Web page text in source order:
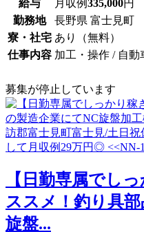
給与 月収例335,000円
勤務地
長野県 富士見町
寮・社宅 あり（無料）
仕事内容 加工・操作 / 自動
募集が停止しています
【日勤専属でし
ススメ！釣り具
旋盤...